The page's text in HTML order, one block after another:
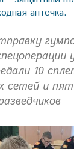
аптечка.
10
сетей и